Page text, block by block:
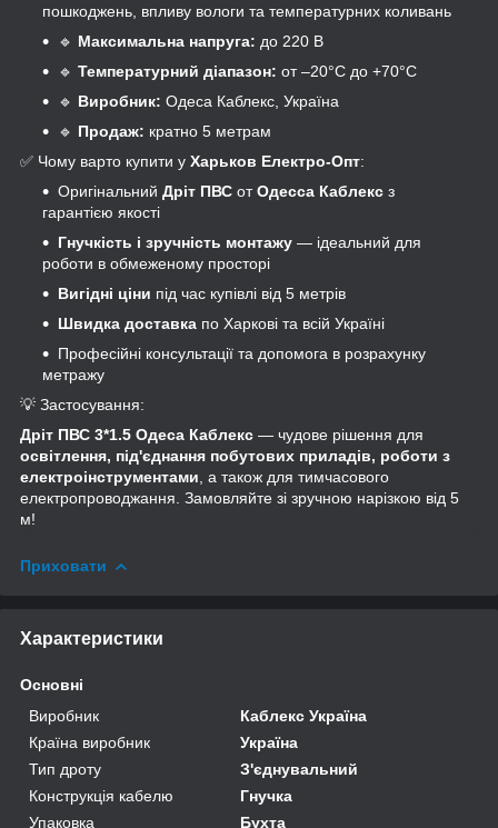
пошкоджень, впливу вологи та температурних коливань
🔹 Максимальна напруга: до 220 В
🔹 Температурний діапазон: от –20°C до +70°C
🔹 Виробник: Одеса Каблекс, Україна
🔹 Продаж: кратно 5 метрам
✅ Чому варто купити у Харьков Електро-Опт:
Оригінальний Дріт ПВС отОдесса Каблекс з
гарантією якості
Гнучкість і зручність монтажу — ідеальний для
роботи в обмеженому просторі
Вигідні ціни під час купівлі від 5 метрів
Швидка доставка по Харкові та всій Україні
Професійні консультації та допомога в розрахунку
метражу
💡 Застосування:
Дріт ПВС 3*1.5 Одеса Каблекс — чудове рішення для
освітлення, під'єднання побутових приладів, роботи з
електроінструментами , а також для тимчасового
електропроводжання. Замовляйте зі зручною нарізкою від 5
м!
Приховати
Характеристики
Основні
Виробник
Каблекс Україна
Країна виробник
Україна
Тип дроту
З'єднувальний
Конструкція кабелю
Гнучка
Упаковка
Бухта